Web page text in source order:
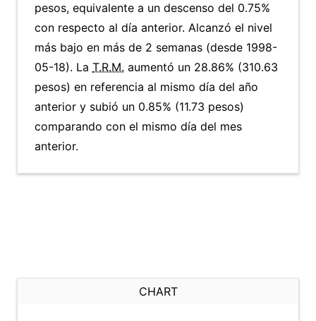
pesos, equivalente a un descenso del 0.75%
con respecto al día anterior. Alcanzó el nivel
más bajo en más de 2 semanas (desde 1998-
05-18). La T.R.M. aumentó un 28.86% (310.63
pesos) en referencia al mismo día del año
anterior y subió un 0.85% (11.73 pesos)
comparando con el mismo día del mes
anterior.
CHART